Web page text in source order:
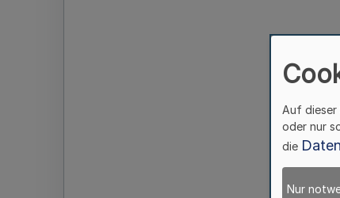
Auf dieser
oder nur
die
Nur